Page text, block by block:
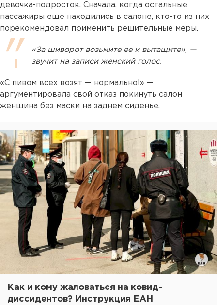
девочка-подросток. Сначала, когда остальные
пассажиры еще находились в салоне, кто-то из них
порекомендовал применить решительные меры.
«За шиворот возьмите ее и вытащите», —
звучит на записи женский голос.
«С пивом всех возят — нормально!» —
аргументировала свой отказ покинуть салон
женщина без маски на заднем сиденье.
Как и кому жаловаться на ковид-
диссидентов? Инструкция ЕАН